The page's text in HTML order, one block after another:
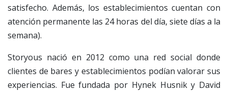
satisfecho. Además, los establecimientos cuentan con
atención permanente las 24 horas del día, siete días a la
semana).
Storyous nació en 2012 como una red social donde
clientes de bares y establecimientos podían valorar sus
experiencias. Fue fundada por Hynek Husnik y David